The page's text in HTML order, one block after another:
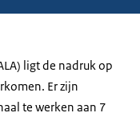
ligt de nadruk op
Er zijn
te werken aan 7